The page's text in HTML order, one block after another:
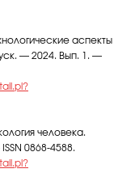
аспекты
— 2024. Вып. 1. —
человека.
0868-4588.